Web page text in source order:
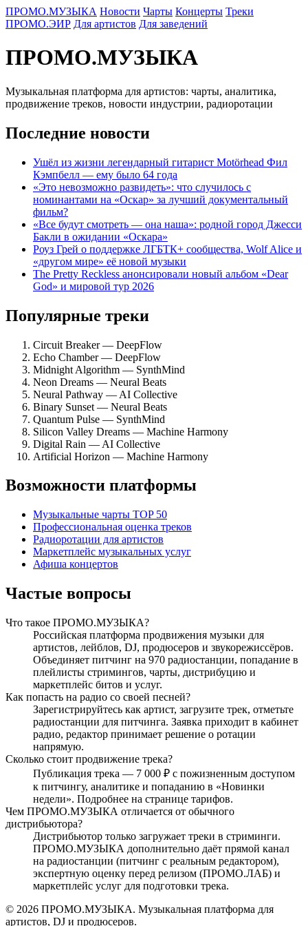
ПРОМО.МУЗЫКА Новости Чарты Концерты Треки
ПРОМО.ЭИР Для артистов Для заведений
ПРОМО.МУЗЫКА
Музыкальная платформа для артистов: чарты, аналитика,
продвижение треков, новости индустрии, радиоротации
Последние новости
Ушёл из жизни легендарный гитарист Motörhead Фил
Кэмпбелл — ему было 64 года
«Это невозможно развидеть»: что случилось с
номинантами на «Оскар» за лучший документальный
фильм?
«Все будут смотреть — она наша»: родной город Джесси
Бакли в ожидании «Оскара»
Роуз Грей о поддержке ЛГБТК+ сообщества, Wolf Alice и
«другом мире» её новой музыки
The Pretty Reckless анонсировали новый альбом «Dear
God» и мировой тур 2026
Популярные треки
Circuit Breaker — DeepFlow
Echo Chamber — DeepFlow
Midnight Algorithm — SynthMind
Neon Dreams — Neural Beats
Neural Pathway — AI Collective
Binary Sunset — Neural Beats
Quantum Pulse — SynthMind
Silicon Valley Dreams — Machine Harmony
Digital Rain — AI Collective
Artificial Horizon — Machine Harmony
Возможности платформы
Музыкальные чарты TOP 50
Профессиональная оценка треков
Радиоротации для артистов
Маркетплейс музыкальных услуг
Афиша концертов
Частые вопросы
Что такое ПРОМО.МУЗЫКА?
Российская платформа продвижения музыки для
артистов, лейблов, DJ, продюсеров и звукорежиссёров.
Объединяет питчинг на 970 радиостанции, попадание в
плейлисты стримингов, чарты, дистрибуцию и
маркетплейс битов и услуг.
Как попасть на радио со своей песней?
Зарегистрируйтесь как артист, загрузите трек, отметьте
радиостанции для питчинга. Заявка приходит в кабинет
радио, редактор принимает решение о ротации
напрямую.
Сколько стоит продвижение трека?
Публикация трека — 7 000 ₽ с пожизненным доступом
к питчингу, аналитике и попаданию в «Новинки
недели». Подробнее на странице тарифов.
Чем ПРОМО.МУЗЫКА отличается от обычного
дистрибьютора?
Дистрибьютор только загружает треки в стриминги.
ПРОМО.МУЗЫКА дополнительно даёт прямой канал
на радиостанции (питчинг с реальным редактором),
экспертную оценку перед релизом (ПРОМО.ЛАБ) и
маркетплейс услуг для подготовки трека.
© 2026 ПРОМО.МУЗЫКА. Музыкальная платформа для
артистов, DJ и продюсеров.